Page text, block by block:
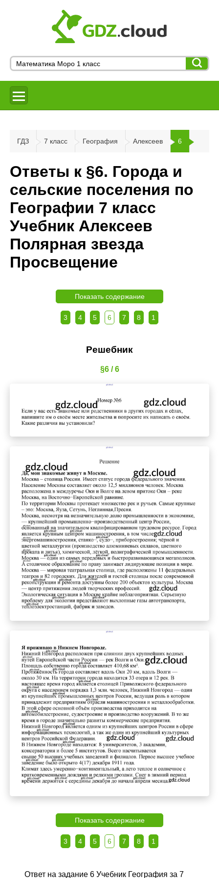
ГДЗ 7 класс География Алексеев 6
Ответы к §6. Города и
сельские поселения по
Географии 7 класс
Учебник Алексеев
Полярная звезда
Просвещение
Показать содержание
3 4 5 6 7 8 1
Решебник
§6 / 6
Показать содержание
3 4 5 6 7 8 1
Ответ на задание 6 Учебник География за 7